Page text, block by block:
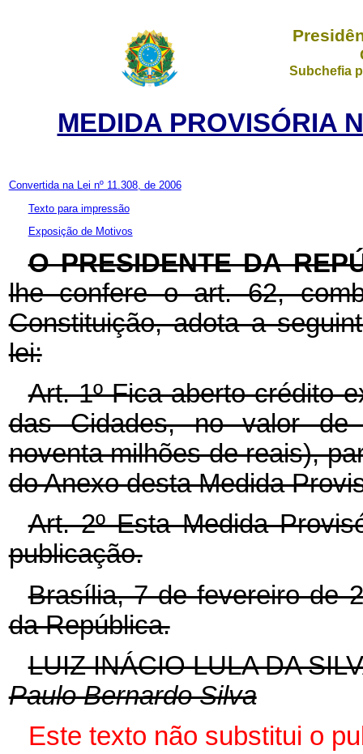
Subchefia
MEDIDA PROVISÓRIA
Convertida na Lei nº 11.308, de 2006
Texto para impressão
Exposição de Motivos
O PRESIDENTE DA
lhe confere o art. 62,
Constituição, adota a
lei:
Art. 1º Fica aberto crédito
das Cidades, no valor de
noventa milhões de reais),
do Anexo desta Medida
Art. 2º Esta Medida
publicação.
Brasília, 7 de fevereiro de
da República.
LUIZ INÁCIO LULA DA
Paulo Bernardo Silva
Este texto não substitui o